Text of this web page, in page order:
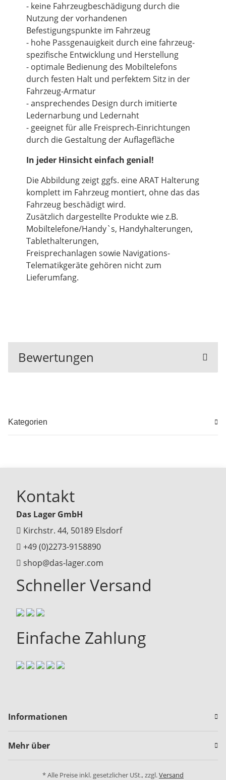
- keine Fahrzeugbeschädigung durch die
Nutzung der vorhandenen
Befestigungspunkte im Fahrzeug
- hohe Passgenauigkeit durch eine fahrzeug-
spezifische Entwicklung und Herstellung
- optimale Bedienung des Mobiltelefons
durch festen Halt und perfektem Sitz in der
Fahrzeug-Armatur
- ansprechendes Design durch imitierte
Ledernarbung und Ledernaht
- geeignet für alle Freisprech-Einrichtungen
durch die Gestaltung der Auflagefläche
In jeder Hinsicht einfach genial!
Die Abbildung zeigt ggfs. eine ARAT Halterung
komplett im Fahrzeug montiert, ohne das das
Fahrzeug beschädigt wird.
Zusätzlich dargestellte Produkte wie z.B.
Mobiltelefone/Handy`s, Handyhalterungen,
Tablethalterungen,
Freisprechanlagen sowie Navigations-
Telematikgeräte gehören nicht zum
Lieferumfang.
Bewertungen
Kategorien
Kontakt
Das Lager GmbH
Kirchstr. 44, 50189 Elsdorf
+49 (0)2273-9158890
shop@das-lager.com
Schneller Versand
Einfache Zahlung
Informationen
Mehr über
* Alle Preise inkl. gesetzlicher USt., zzgl.Versand